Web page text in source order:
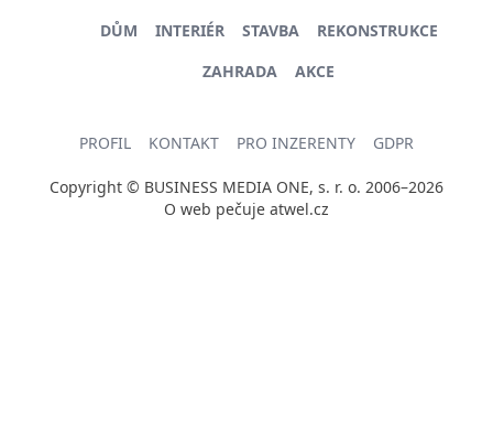
DŮM INTERIÉR STAVBA
REKONSTRUKCE
ZAHRADA
AKCE
PROFIL KONTAKT PRO INZERENTY GDPR
Copyright © BUSINESS MEDIA ONE, s. r. o. 2006–2026